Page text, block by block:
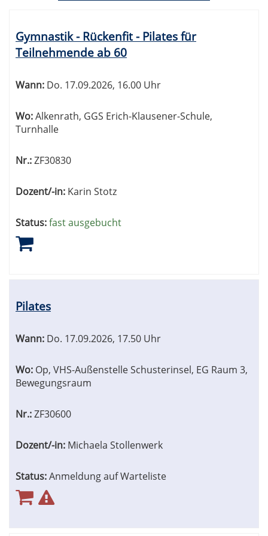
Tabellenüberschriften
können
sortiert
Gymnastik - Rückenfit - Pilates für
Teilnehmende ab 60
Wann: Do. 17.09.2026, 16.00 Uhr
Wo:Alkenrath, GGS Erich-Klausener-Schule,
Turnhalle
Nr.:ZF30830
Dozent/-in: Karin Stotz
Status:fast ausgebucht
Pilates
Wann: Do. 17.09.2026, 17.50 Uhr
Wo: Op, VHS-Außenstelle Schusterinsel, EG Raum 3,
Bewegungsraum
Nr.:ZF30600
Dozent/-in: Michaela Stollenwerk
Status:Anmeldung auf Warteliste